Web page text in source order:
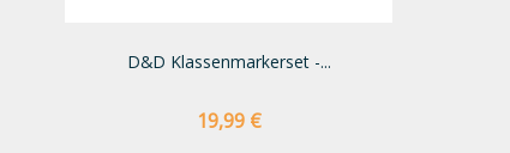
D&D Klassenmarkerset -...
Preço
19,99 €